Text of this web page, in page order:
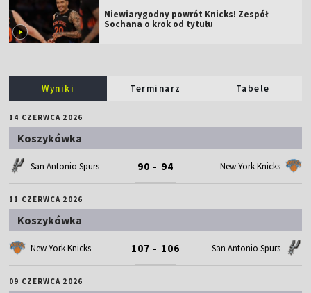
Niewiarygodny powrót Knicks! Zespół
Sochana o krok od tytułu
Wyniki Terminarz Tabele
14 CZERWCA 2026
Koszykówka
San Antonio Spurs 90 - 94 New York Knicks
11 CZERWCA 2026
Koszykówka
New York Knicks 107 - 106 San Antonio Spurs
09 CZERWCA 2026